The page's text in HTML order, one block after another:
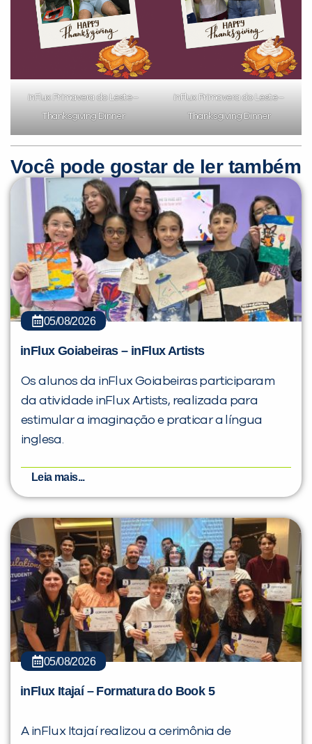
inFlux Primavera do Leste –
Thanksgiving Dinner
inFlux Primavera do Leste –
Thanksgiving Dinner
Você pode gostar de ler também
05/08/2026
inFlux Goiabeiras – inFlux Artists
Os alunos da inFlux Goiabeiras participaram
da atividade inFlux Artists, realizada para
estimular a imaginação e praticar a língua
inglesa.
Leia mais...
05/08/2026
inFlux Itajaí – Formatura do Book 5
A inFlux Itajaí realizou a cerimônia de